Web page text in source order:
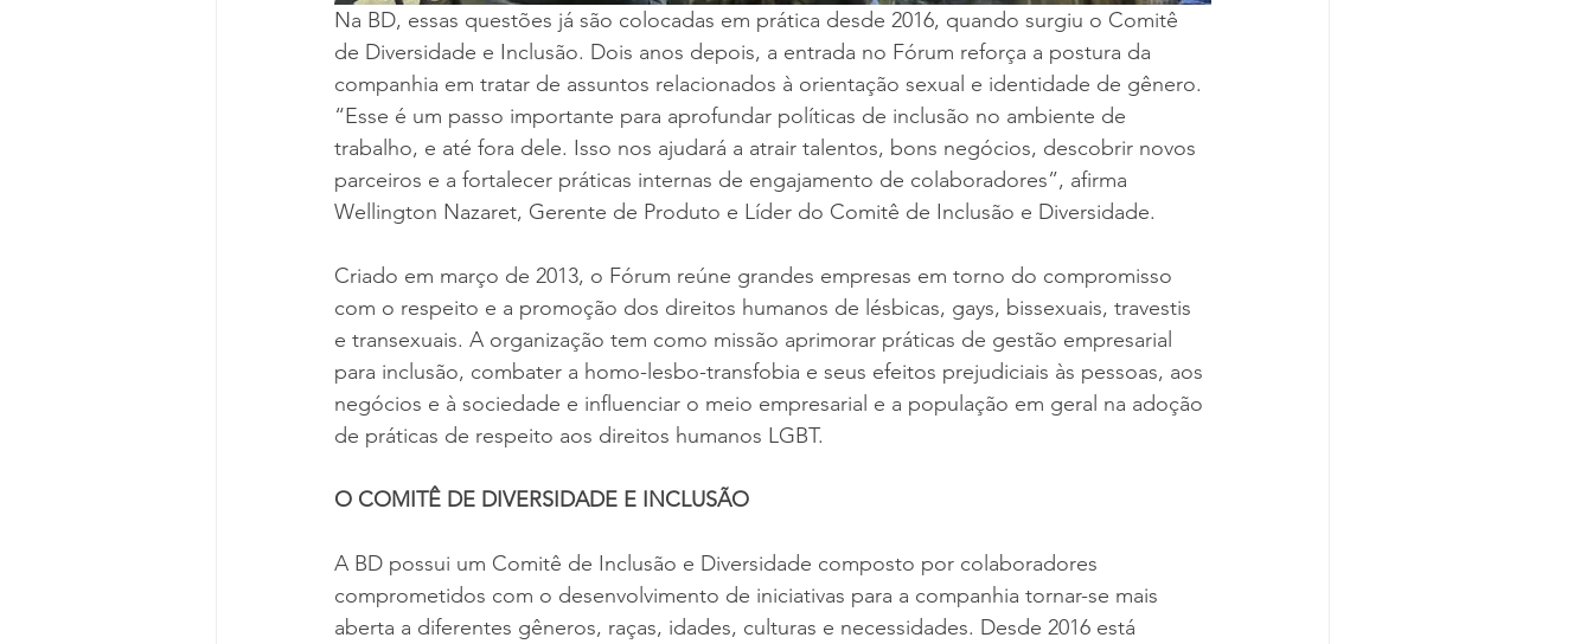
Na BD, essas questões já são colocadas em prática desde 2016, quando surgiu o Comitê
de Diversidade e Inclusão. Dois anos depois, a entrada no Fórum reforça a postura da
companhia em tratar de assuntos relacionados à orientação sexual e identidade de gênero.
“Esse é um passo importante para aprofundar políticas de inclusão no ambiente de
trabalho, e até fora dele. Isso nos ajudará a atrair talentos, bons negócios, descobrir novos
parceiros e a fortalecer práticas internas de engajamento de colaboradores”, afirma
Wellington Nazaret, Gerente de Produto e Líder do Comitê de Inclusão e Diversidade.
Criado em março de 2013, o Fórum reúne grandes empresas em torno do compromisso
com o respeito e a promoção dos direitos humanos de lésbicas, gays, bissexuais, travestis
e transexuais. A organização tem como missão aprimorar práticas de gestão empresarial
para inclusão, combater a homo-lesbo-transfobia e seus efeitos prejudiciais às pessoas, aos
negócios e à sociedade e influenciar o meio empresarial e a população em geral na adoção
de práticas de respeito aos direitos humanos LGBT.
O COMITÊ DE DIVERSIDADE E INCLUSÃO
A BD possui um Comitê de Inclusão e Diversidade composto por colaboradores
comprometidos com o desenvolvimento de iniciativas para a companhia tornar-se mais
aberta a diferentes gêneros, raças, idades, culturas e necessidades. Desde 2016 está